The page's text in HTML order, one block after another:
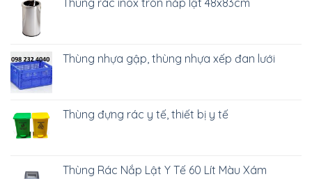
Thùng rác inox tròn nắp lật 48x83cm
Thùng nhựa gập, thùng nhựa xếp đan lưới
Thùng đựng rác y tế, thiết bị y tế
Thùng Rác Nắp Lật Y Tế 60 Lít Màu Xám